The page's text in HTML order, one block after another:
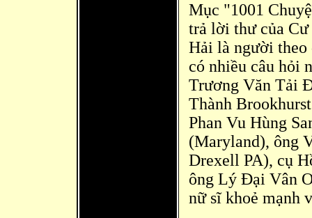
Mục "1001
trả lời thư của
Hải là người
có nhiều câu hỏi
Trương Văn Tải
Thành
Phan Vu Hùng
(Maryland), ông
Drexell PA), cụ
ông Lý Đại Vân
nữ sĩ khoẻ mạnh